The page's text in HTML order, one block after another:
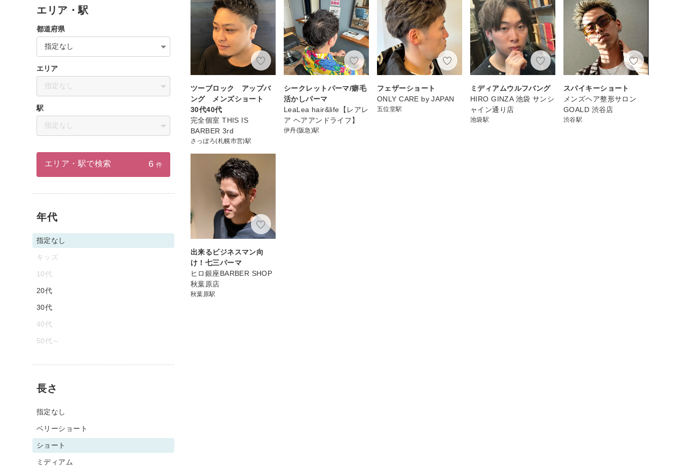
ツーブロック アップバ
ング メンズショート
30代40代
完全個室 THIS IS
BARBER 3rd
さっぽろ(札幌市営)駅
シークレットパーマ/癖毛
活かしパーマ
LeaLea hair&life【レアレ
ア ヘアアンドライフ】
伊丹(阪急)駅
フェザーショート
ONLY CARE by JAPAN
五位堂駅
ミディアムウルフバング
HIRO GINZA 池袋 サンシ
ャイン通り店
池袋駅
スパイキーショート
メンズヘア整形サロン
GOALD 渋谷店
渋谷駅
出来るビジネスマン向
け！七三パーマ
ヒロ銀座BARBER SHOP
秋葉原店
秋葉原駅
エリア・駅
都道府県
指定なし
エリア
指定なし
駅
指定なし
エリア・駅で検索 6 件
年代
指定なし
キッズ
10代
20代
30代
40代
50代～
長さ
指定なし
ベリーショート
ショート
ミディアム